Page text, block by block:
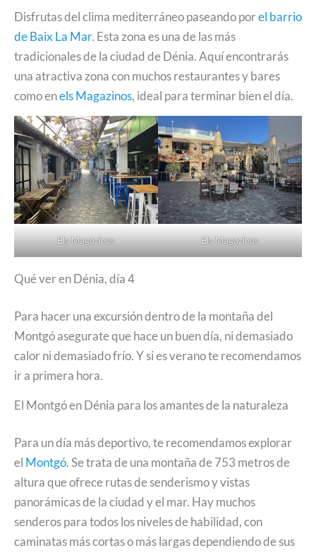
Disfrutas del clima mediterráneo paseando porel barrio
de Baix La Mar. Esta zona es una de las más
tradicionales de la ciudad de Dénia. Aquí encontrarás
una atractiva zona con muchos restaurantes y bares
como enels Magazinos, ideal para terminar bien el día.
Els Magazinos Els Magazinos
Qué ver en Dénia, día 4
Para hacer una excursión dentro de la montaña del
Montgó asegurate que hace un buen día, ni demasiado
calor ni demasiado frío. Y si es verano te recomendamos
ir a primera hora.
El Montgó en Dénia para los amantes de la naturaleza
Para un día más deportivo, te recomendamos explorar
el Montgó. Se trata de una montaña de 753 metros de
altura que ofrece rutas de senderismo y vistas
panorámicas de la ciudad y el mar. Hay muchos
senderos para todos los niveles de habilidad, con
caminatas más cortas o más largas dependiendo de sus